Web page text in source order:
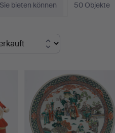
bieten können
50 Objekte